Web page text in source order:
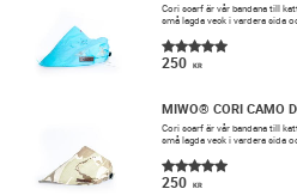
​Cori scarf är vår bandana till
små lagda veck i vardera sida
250 KR
MIWO® CORI CAMO
​Cori scarf är vår bandana till
små lagda veck i vardera sida
250 KR